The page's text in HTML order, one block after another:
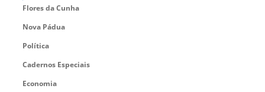
Flores da Cunha
Nova Pádua
Política
Cadernos Especiais
Economia